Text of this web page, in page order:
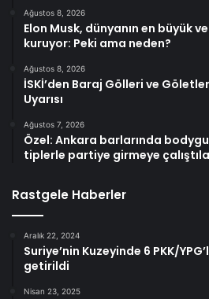
Ağustos 8, 2026
Elon Musk, dünyanın en büyük
kuruyor: Peki ama neden?
Ağustos 8, 2026
İSKİ’den Baraj Gölleri ve
Uyarısı
Ağustos 7, 2026
Özel: Ankara barlarında
tiplerle partiye girmeye
Rastgele Haberler
Aralık 22, 2024
Suriye’nin Kuzeyinde 6 PKK/
getirildi
Nisan 23, 2025